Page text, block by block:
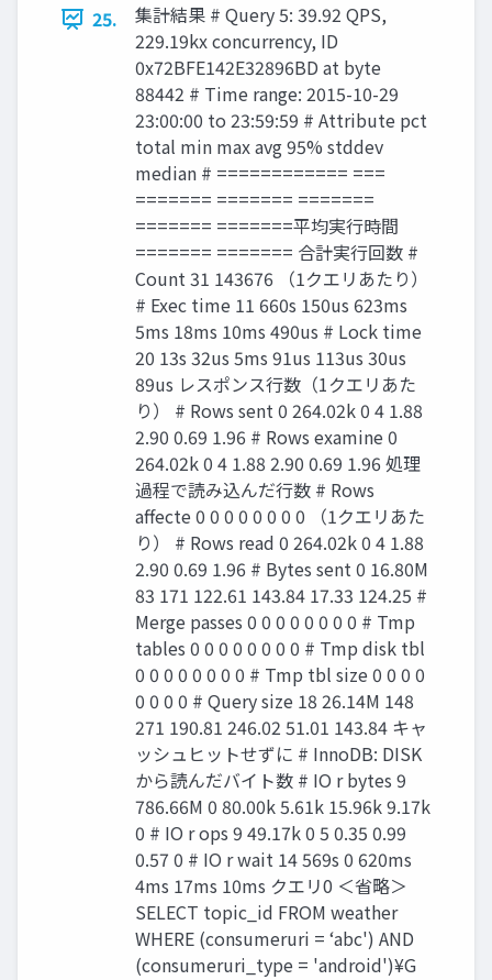
25.
集計結果 # Query 5: 39.92 QPS,
229.19kx concurrency, ID
0x72BFE142E32896BD at byte
88442 # Time range: 2015-10-29
23:00:00 to 23:59:59 # Attribute pct
total min max avg 95% stddev
median # ============ ===
======= ======= =======
======= =======平均実行時間
======= ======= 合計実行回数 #
Count 31 143676 （1クエリあたり）
# Exec time 11 660s 150us 623ms
5ms 18ms 10ms 490us # Lock time
20 13s 32us 5ms 91us 113us 30us
89us レスポンス行数（1クエリあた
り） # Rows sent 0 264.02k 0 4 1.88
2.90 0.69 1.96 # Rows examine 0
264.02k 0 4 1.88 2.90 0.69 1.96 処理
過程で読み込んだ行数 # Rows
affecte 0 0 0 0 0 0 0 0 （1クエリあた
り） # Rows read 0 264.02k 0 4 1.88
2.90 0.69 1.96 # Bytes sent 0 16.80M
83 171 122.61 143.84 17.33 124.25 #
Merge passes 0 0 0 0 0 0 0 0 # Tmp
tables 0 0 0 0 0 0 0 0 # Tmp disk tbl
0 0 0 0 0 0 0 0 # Tmp tbl size 0 0 0 0
0 0 0 0 # Query size 18 26.14M 148
271 190.81 246.02 51.01 143.84 キャ
ッシュヒットせずに # InnoDB: DISK
から読んだバイト数 # IO r bytes 9
786.66M 0 80.00k 5.61k 15.96k 9.17k
0 # IO r ops 9 49.17k 0 5 0.35 0.99
0.57 0 # IO r wait 14 569s 0 620ms
4ms 17ms 10ms クエリ0 ＜省略＞
SELECT topic_id FROM weather
WHERE (consumeruri = ‘abc') AND
(consumeruri_type = 'android')¥G